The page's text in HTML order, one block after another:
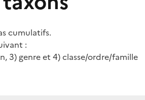
cumulatifs.
:
3) genre et 4) classe/ordre/famille